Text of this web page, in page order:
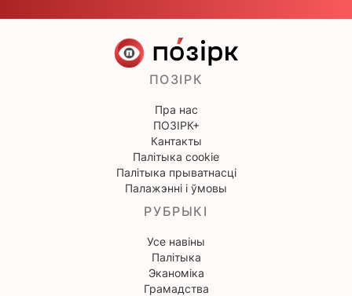
ПОЗІРК
Пра нас
ПОЗІРК+
Кантакты
Палітыка cookie
Палітыка прыватнасці
Палажэнні і ўмовы
РУБРЫКІ
Усе навіны
Палітыка
Эканоміка
Грамадства